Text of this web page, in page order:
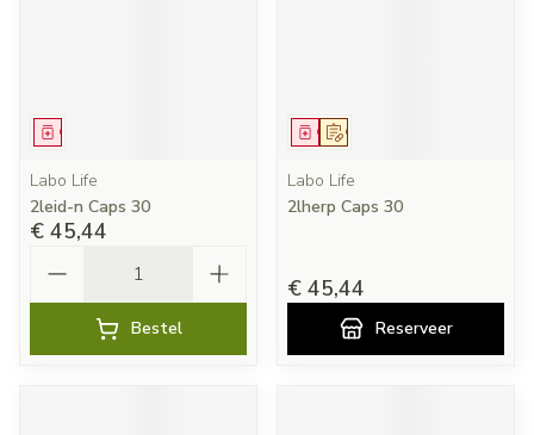
Geneesmiddel
Labo Life
2leid-n Caps 30
€ 45,44
Bestel
Op voorschrift
Geneesmiddel
Labo Life
2lherp Caps 30
€ 45,44
Reserveer